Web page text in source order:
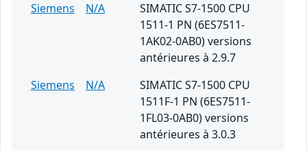
Siemens
N/A
SIMATIC S7-1500 CPU
1511-1 PN (6ES7511-
1AK02-0AB0) versions
antérieures à 2.9.7
Siemens
N/A
SIMATIC S7-1500 CPU
1511F-1 PN (6ES7511-
1FL03-0AB0) versions
antérieures à 3.0.3